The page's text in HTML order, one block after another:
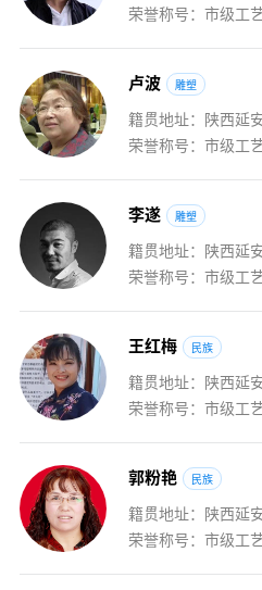
荣誉称号：市级工
卢波 雕塑
籍贯地址：陕西延
荣誉称号：市级工
李遂 雕塑
籍贯地址：陕西延
荣誉称号：市级工
王红梅 民族
籍贯地址：陕西延
荣誉称号：市级工
郭粉艳 民族
籍贯地址：陕西延
荣誉称号：市级工